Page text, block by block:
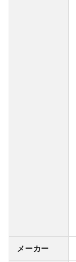
メーカー